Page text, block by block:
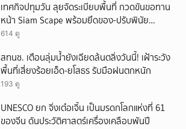
เทศกิจปทุมวัน ลุยจัดระเบียบพื้นที่ กวดขันขอทาน
หน้า Siam Scape พร้อมยึดของ-ปรับพินัย
แผงลอย
614 ดู
สทนช. เตือนลุ่มน้ำยังเฉียดล้นตลิ่งวันนี้! เฝ้าระวัง
พื้นที่เสี่ยงร้อยเอ็ด-ยโสธร รับมือฝนตกหนัก
193 ดู
UNESCO ยก จิ่งเต๋อเจิ้น เป็นมรดกโลกแห่งที่ 61
ของจีน ดันประวัติศาสตร์เครื่องเคลือบพันปี